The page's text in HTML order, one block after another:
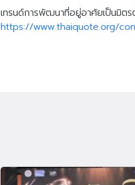
เทรนด์การพัฒนาที่อยู่อาศัยเป็นมิต
https://www.thaiquote.org/